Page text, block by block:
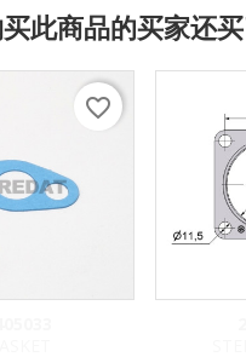
此商品的买家还买
favorite_border